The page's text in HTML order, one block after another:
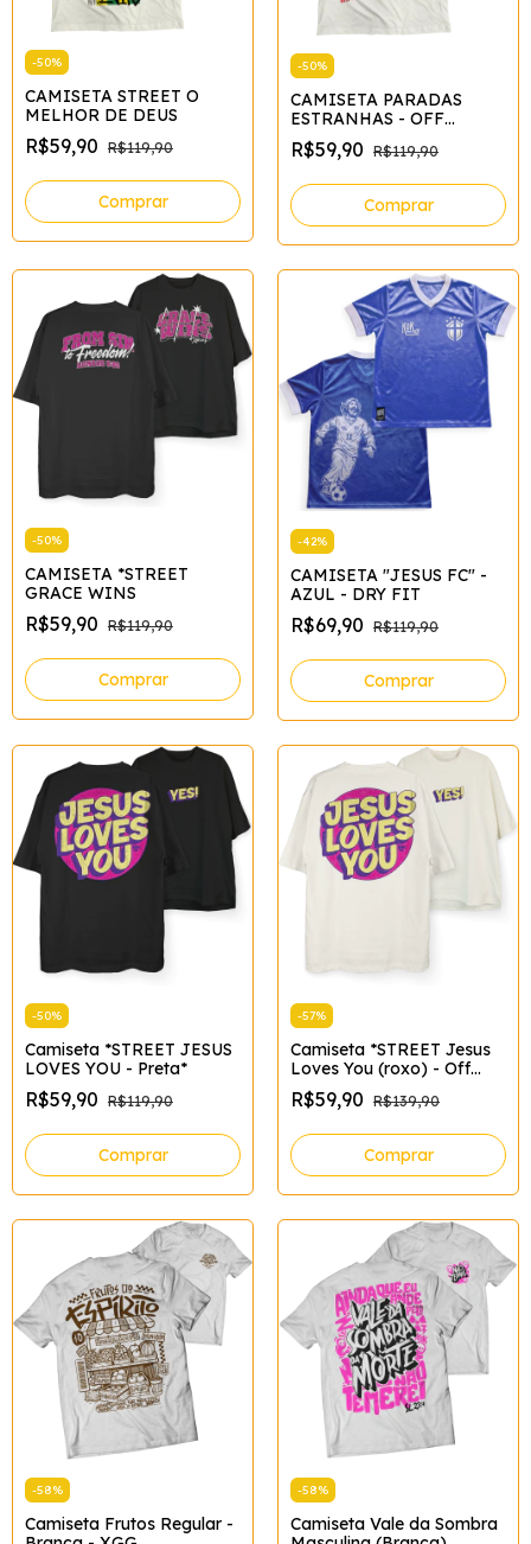
-50%
CAMISETA STREET O
MELHOR DE DEUS
R$59,90 R$119,90
Comprar
-50%
CAMISETA PARADAS
ESTRANHAS - OFF
WHITE*
R$59,90 R$119,90
Comprar
-50%
CAMISETA *STREET
GRACE WINS
R$59,90 R$119,90
Comprar
-42%
CAMISETA "JESUS FC" -
AZUL - DRY FIT
R$69,90 R$119,90
Comprar
-50%
Camiseta *STREET JESUS
LOVES YOU - Preta*
R$59,90 R$119,90
Comprar
-57%
Camiseta *STREET Jesus
Loves You (roxo) - Off
white*
R$59,90 R$139,90
Comprar
-58%
Camiseta Frutos Regular -
-58%
Camiseta Vale da Sombra